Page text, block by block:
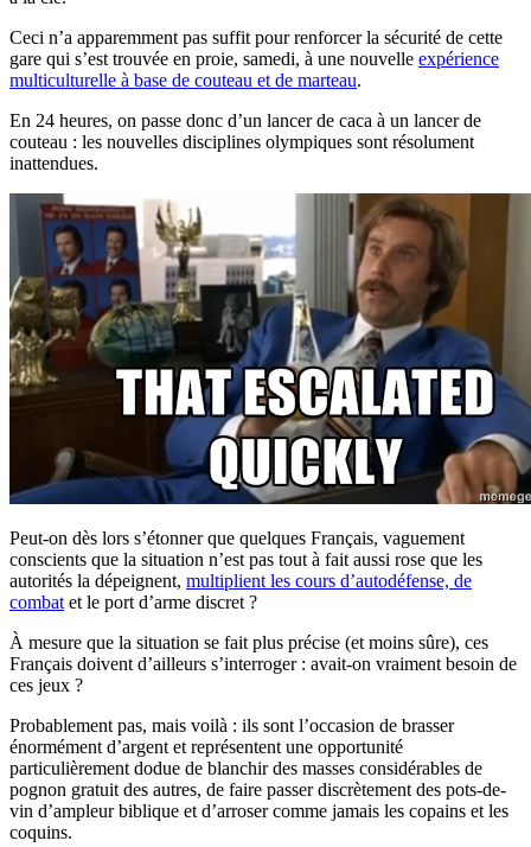
Ceci n’a apparemment pas suffit pour renforcer la sécurité de cette
gare qui s’est trouvée en proie, samedi, à une nouvelle expérience
multiculturelle à base de couteau et de marteau.
En 24 heures, on passe donc d’un lancer de caca à un lancer de
couteau : les nouvelles disciplines olympiques sont résolument
inattendues.
Peut-on dès lors s’étonner que quelques Français, vaguement
conscients que la situation n’est pas tout à fait aussi rose que les
autorités la dépeignent, multiplient les cours d’autodéfense, de
combatet le port d’arme discret ?
À mesure que la situation se fait plus précise (et moins sûre), ces
Français doivent d’ailleurs s’interroger : avait-on vraiment besoin de
ces jeux ?
Probablement pas, mais voilà : ils sont l’occasion de brasser
énormément d’argent et représentent une opportunité
particulièrement dodue de blanchir des masses considérables de
pognon gratuit des autres, de faire passer discrètement des pots-de-
vin d’ampleur biblique et d’arroser comme jamais les copains et les
coquins.